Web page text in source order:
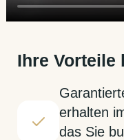
Ihre Vorteile
erhalten
das Sie